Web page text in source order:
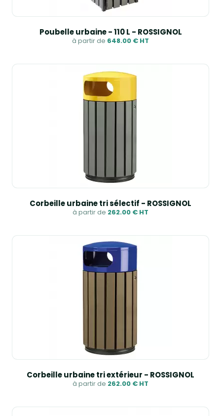
Poubelle urbaine - 110 L - ROSSIGNOL
à partir de 648.00 € HT
Corbeille urbaine tri sélectif - ROSSIGNOL
à partir de 262.00 € HT
Corbeille urbaine tri extérieur - ROSSIGNOL
à partir de 262.00 € HT